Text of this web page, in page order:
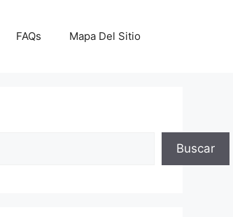
FAQs Mapa Del Sitio
Buscar